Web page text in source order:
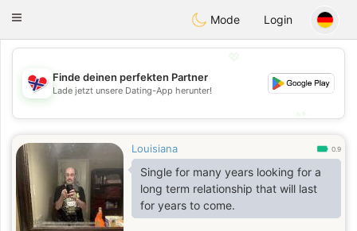
EkteNordmenn
Toggle
Mode Login
💖
Finde deinen perfekten Partner
Lade jetzt unsere Dating-App herunter!
Louisiana 0.9
Single for many years looking for a
long term relationship that will last
for years to come.